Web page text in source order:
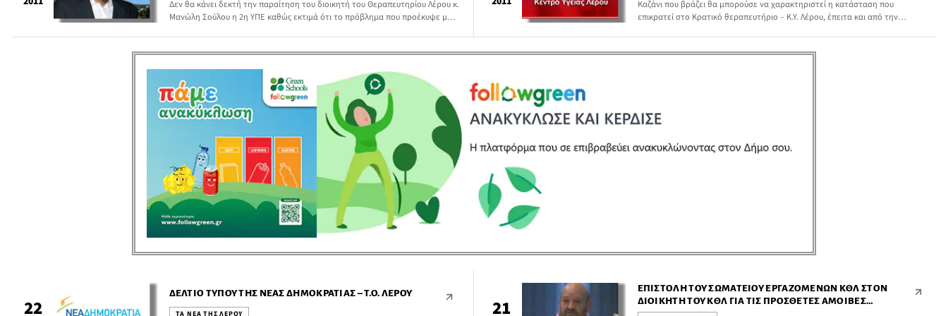
Δεν θα κάνει δεκτή την παραίτηση του διοικητή του Θεραπευτηρίου Λέρου κ.
Μανώλη Σούλου η 2η ΥΠΕ καθώς εκτιμά ότι το πρόβλημα που προέκυψε με
Καζάνι που βράζει θα μπορούσε να χαρακτηριστεί η κατάσταση που
επικρατεί στο Κρατικό θεραπευτήριο – Κ.Υ. Λέρου, έπειτα και από την
22
ΔΕΛΤΊΟ ΤΎΠΟΥ ΤΗΣ ΝΈΑΣ ΔΗΜΟΚΡΑΤΊΑΣ – Τ.Ο. ΛΈΡΟΥ
ΤΑ ΝΕΑ ΤΗΣ ΛΕΡΟΥ 21
ΕΠΙΣΤΟΛΉ ΤΟΥ ΣΩΜΑΤΕΊΟΥ ΕΡΓΑΖΟΜΈΝΩΝ ΚΘΛ ΣΤΟΝ
ΔΙΟΙΚΗΤΉ ΤΟΥ ΚΘΛ ΓΙΑ ΤΙΣ ΠΡΌΣΘΕΤΕΣ ΑΜΟΙΒΈΣ
ΠΡΟΣΩΠΙΚΟΎ